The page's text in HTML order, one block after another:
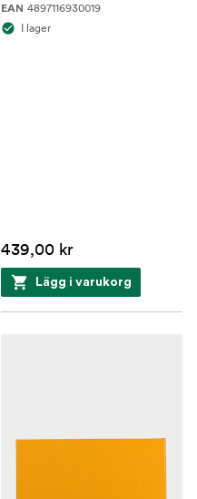
EAN 4897116930019
I lager
439,00 kr
Lägg i varukorg